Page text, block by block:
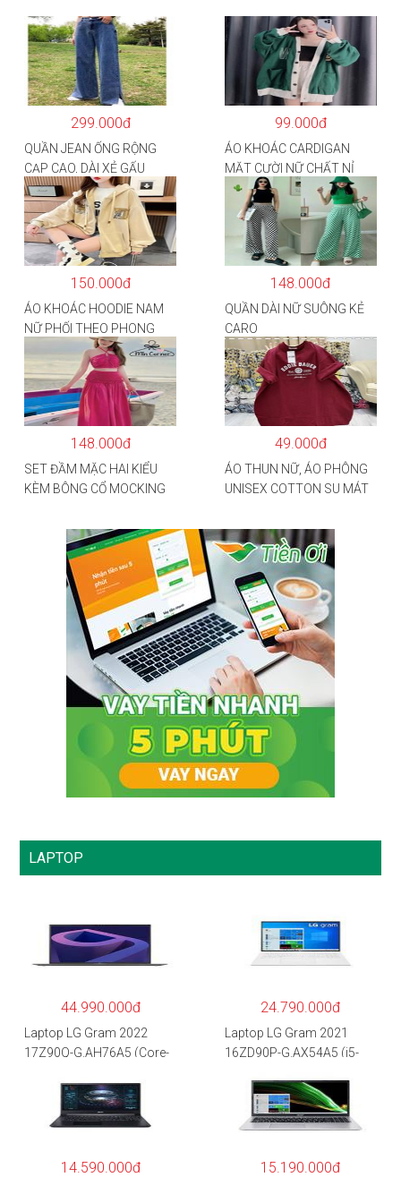
299.000đ
QUẦN JEAN ỐNG RỘNG
CẠP CAO, DÀI XẺ GẤU
PHONG CÁCH J6
99.000đ
ÁO KHOÁC CARDIGAN
MẶT CƯỜI NỮ CHẤT NỈ
COTTON
150.000đ
ÁO KHOÁC HOODIE NAM
NỮ PHỐI THEO PHONG
CÁCH HÀN QUỐC FORM
RỘNG HÌNH THÊU SIÊU
ĐẸP CỰC CHẤT LƯỢNG
HÀNG HOT TREND
148.000đ
QUẦN DÀI NỮ SUÔNG KẺ
CARO
148.000đ
SET ĐẦM MẶC HAI KIỂU
KÈM BÔNG CỔ MOCKING
49.000đ
ÁO THUN NỮ, ÁO PHÔNG
UNISEX COTTON SU MÁT
LAPTOP
44.990.000đ
Laptop LG Gram 2022
17Z90Q-G.AH76A5 (Core-
1260P/16GB/512GB/17″
WQXGA/Win 11/Xám)
24.790.000đ
Laptop LG Gram 2021
16ZD90P-G.AX54A5 (i5-
SSD/16″WQXGA/Dos/Trắ
14.590.000đ 15.190.000đ